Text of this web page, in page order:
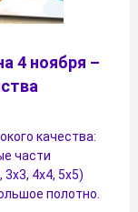
4 ноября –
качества:
части
4х4, 5х5)
полотно.